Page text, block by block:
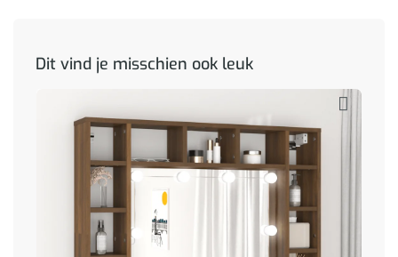
Dit vind je misschien ook leuk